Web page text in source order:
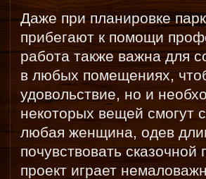
Даже при планировке
прибегают к помощи
работа также важна для
в любых помещениях,
удовольствие, но и
некоторых вещей смогут
любая женщина, одев
почувствовать
проект играет